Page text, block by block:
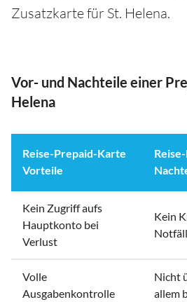
Zusatzkarte für St. Helena.
Vor- und Nachteile einer
Helena
Reise-Prepaid-Karte
Vorteile
Kein Zugriff aufs
Hauptkonto bei
Verlust
Kein
Volle
Ausgabenkontrolle
Nicht
allem